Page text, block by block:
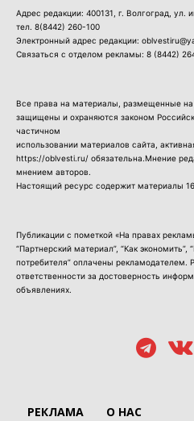
Адрес редакции: 400131, г. Волгоград, ул.
тел. 8(8442) 260-100
Электронный адрес редакции:
Связаться с отделом рекламы: 8 (8442)
Все права на материалы, размещенные
защищены и охраняются законом
частичном
использовании материалов сайта,
https://oblvesti.ru/ обязательна.Мнение
мнением авторов.
Настоящий ресурс содержит материалы
Публикации с пометкой «На правах
“Партнерский материал”, “Как экономить”,
потребителя” оплачены рекламодателем.
ответственности за достоверность
объявлениях.
РЕКЛАМА О НАС